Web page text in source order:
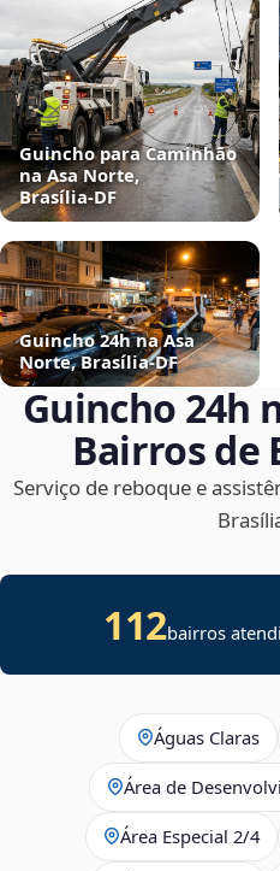
Guincho para Caminhão
na Asa Norte,
Brasília‑DF
Guincho 24h na Asa
Norte, Brasília‑DF
Guincho 24h
Bairros de
Serviço de reboque e
112bairros
Águas Claras
Área de
Área Especial 2/4